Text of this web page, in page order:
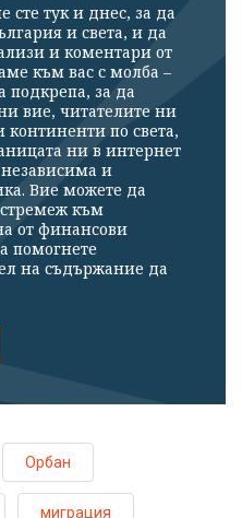
сте тук и днес, за да
и света, и да
и коментари от
към вас с молба –
за да
вие, читателите ни
по света,
ни в интернет
и
Вие можете да
към
от финансови
помогнете
на съдържание да
Орбан
миграция